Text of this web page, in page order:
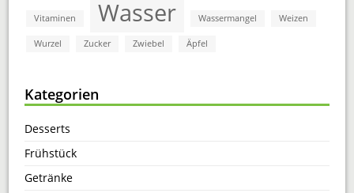
Vitaminen Wasser Wassermangel Weizen
Wurzel Zucker Zwiebel Äpfel
Kategorien
Desserts
Frühstück
Getränke